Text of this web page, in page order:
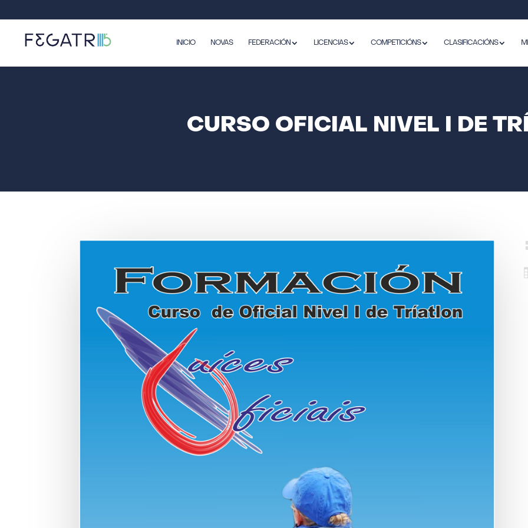
INICIO NOVAS FEDERACIÓN LICENCIAS COMPETICIÓNS CLASIFICACIÓNS
CURSO OFICIAL NIVEL I DE